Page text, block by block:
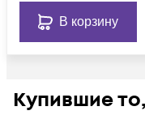
В корзину
Купившие